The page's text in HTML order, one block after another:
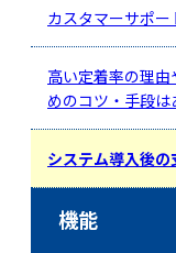
カスタマーサポ
高い定着率の理
めのコツ・手段は
システム導入後の
機能